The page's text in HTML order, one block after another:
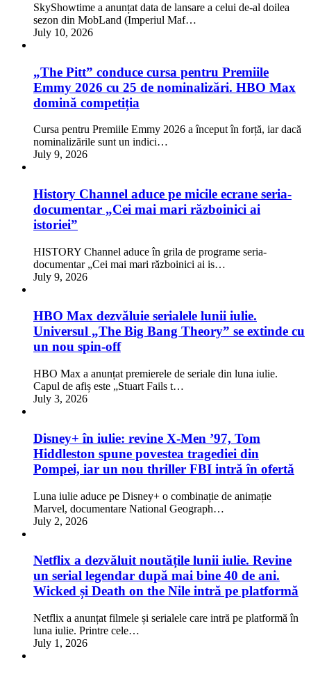
SkyShowtime a anunțat data de lansare a celui de-al doilea
sezon din MobLand (Imperiul Maf…
July 10, 2026
„The Pitt” conduce cursa pentru Premiile
Emmy 2026 cu 25 de nominalizări. HBO Max
domină competiția
Cursa pentru Premiile Emmy 2026 a început în forță, iar dacă
nominalizările sunt un indici…
July 9, 2026
History Channel aduce pe micile ecrane seria-
documentar „Cei mai mari războinici ai
istoriei”
HISTORY Channel aduce în grila de programe seria-
documentar „Cei mai mari războinici ai is…
July 9, 2026
HBO Max dezvăluie serialele lunii iulie.
Universul „The Big Bang Theory” se extinde cu
un nou spin-off
HBO Max a anunțat premierele de seriale din luna iulie.
Capul de afiș este „Stuart Fails t…
July 3, 2026
Disney+ în iulie: revine X-Men ’97, Tom
Hiddleston spune povestea tragediei din
Pompei, iar un nou thriller FBI intră în ofertă
Luna iulie aduce pe Disney+ o combinație de animație
Marvel, documentare National Geograph…
July 2, 2026
Netflix a dezvăluit noutățile lunii iulie. Revine
un serial legendar după mai bine 40 de ani.
Wicked și Death on the Nile intră pe platformă
Netflix a anunțat filmele și serialele care intră pe platformă în
luna iulie. Printre cele…
July 1, 2026